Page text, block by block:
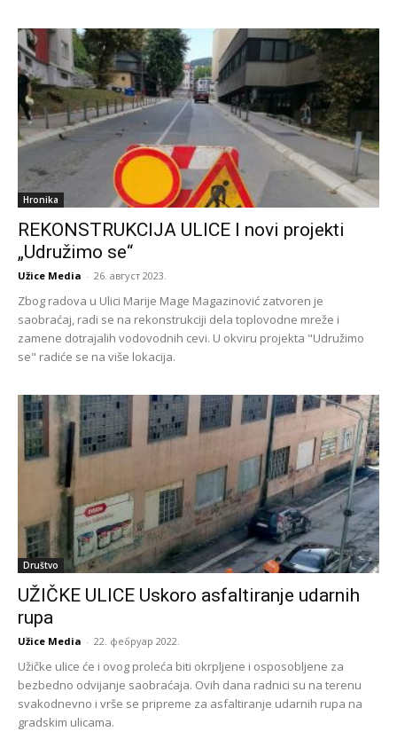
Hronika
REKONSTRUKCIJA ULICE I novi projekti
„Udružimo se“
Užice Media - 26. август 2023.
Zbog radova u Ulici Marije Mage Magazinović zatvoren je
saobraćaj, radi se na rekonstrukciji dela toplovodne mreže i
zamene dotrajalih vodovodnih cevi. U okviru projekta "Udružimo
se" radiće se na više lokacija.
Društvo
UŽIČKE ULICE Uskoro asfaltiranje udarnih
rupa
Užice Media - 22. фебруар 2022.
Užičke ulice će i ovog proleća biti okrpljene i osposobljene za
bezbedno odvijanje saobraćaja. Ovih dana radnici su na terenu
svakodnevno i vrše se pripreme za asfaltiranje udarnih rupa na
gradskim ulicama.